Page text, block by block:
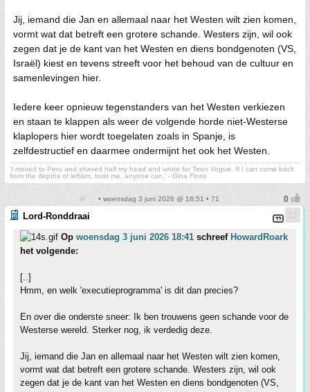
Jij, iemand die Jan en allemaal naar het Westen wilt zien komen,
vormt wat dat betreft een grotere schande. Westers zijn, wil ook
zegen dat je de kant van het Westen en diens bondgenoten (VS,
Israël) kiest en tevens streeft voor het behoud van de cultuur en
samenlevingen hier.
Iedere keer opnieuw tegenstanders van het Westen verkiezen
en staan te klappen als weer de volgende horde niet-Westerse
klaplopers hier wordt toegelaten zoals in Spanje, is
zelfdestructief en daarmee ondermijnt het ook het Westen.
'I moved to Peru and shaved half my head and wrote for Teen Vogue. If I can come back
from the depths of leftism, trust me, anyone can.' - Gina Florio
• woensdag 3 juni 2026 @ 18:51 • 71
Lord-Ronddraai
Op woensdag 3 juni 2026 18:41 schreef HowardRoark
het volgende:
[..]
Hmm, en welk 'executieprogramma' is dit dan precies?
En over die onderste sneer: Ik ben trouwens geen schande voor de
Westerse wereld. Sterker nog, ik verdedig deze.
Jij, iemand die Jan en allemaal naar het Westen wilt zien komen,
vormt wat dat betreft een grotere schande. Westers zijn, wil ook
zegen dat je de kant van het Westen en diens bondgenoten (VS,